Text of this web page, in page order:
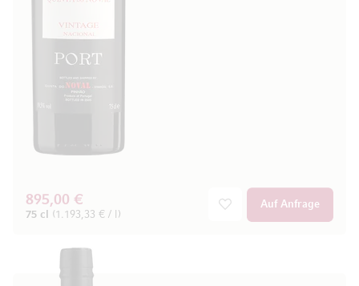
895,00 €
75 cl (1.193,33 € / l)
Auf Anfrage